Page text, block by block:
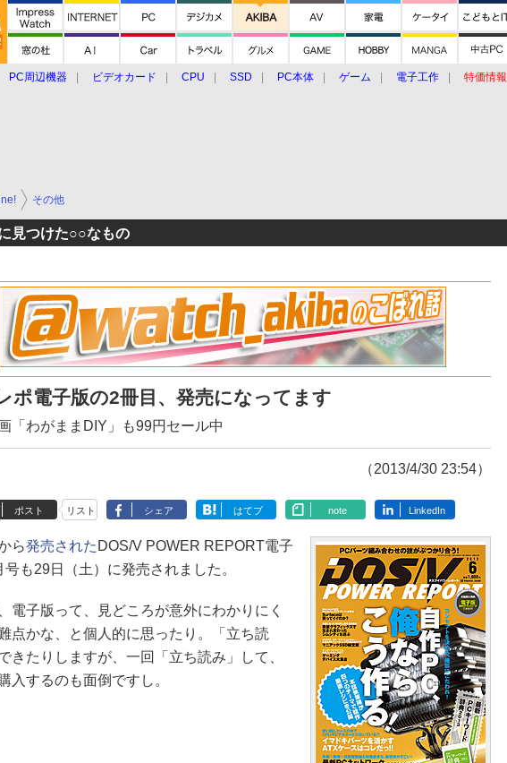
PC周辺機器 ビデオカード CPU SSD PC本体 ゲーム 電子工作 特価情報
その他
見つけた○○なもの
ポ電子版の2冊目、発売になってます
「わがままDIY」も99円セール中
（2013/4/30 23:54）
ポスト リスト シェア はてブ note LinkedIn
ら発売された DOS/V POWER REPORT電子
号も29日（土）に発売されました。
電子版って、見どころが意外にわかりにく
点かな、と個人的に思ったり。「立ち読
きたりしますが、一回「立ち読み」して、
入するのも面倒ですし。